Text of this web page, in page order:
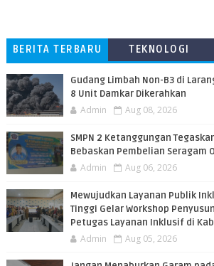
BERITA TERBARU TEKNOLOGI
​Gudang Limbah Non-B3 di
8 Unit Damkar Dikerahkan
Admin Aug 08, 2026
SMPN 2 Ketanggungan
Bebaskan Pembelian Seragam
Admin Aug 06, 2026
​Mewujudkan Layanan Publik
Tinggi Gelar Workshop
Petugas Layanan Inklusif di
Admin Aug 05, 2026